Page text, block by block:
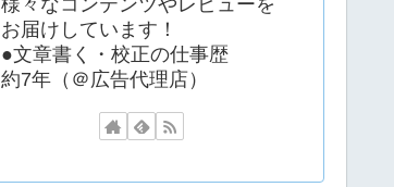
お届けしています！
●文章書く・校正の仕事歴
約7年（＠広告代理店）